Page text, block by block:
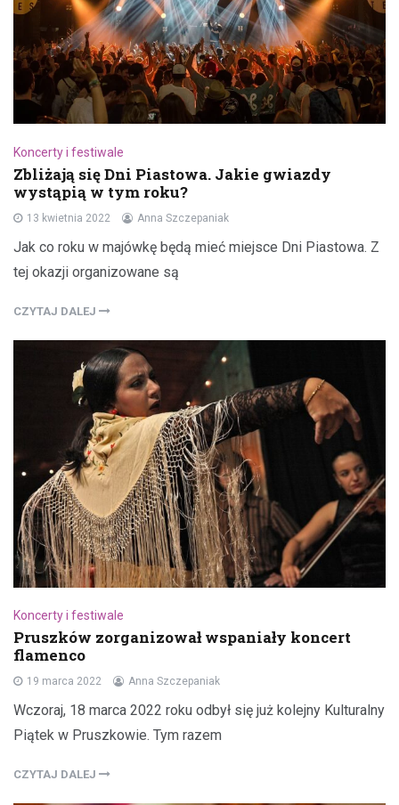
Koncerty i festiwale
Zbliżają się Dni Piastowa. Jakie gwiazdy
wystąpią w tym roku?
13 kwietnia 2022 Anna Szczepaniak
Jak co roku w majówkę będą mieć miejsce Dni Piastowa. Z
tej okazji organizowane są
CZYTAJ DALEJ
Koncerty i festiwale
Pruszków zorganizował wspaniały koncert
flamenco
19 marca 2022 Anna Szczepaniak
Wczoraj, 18 marca 2022 roku odbył się już kolejny Kulturalny
Piątek w Pruszkowie. Tym razem
CZYTAJ DALEJ